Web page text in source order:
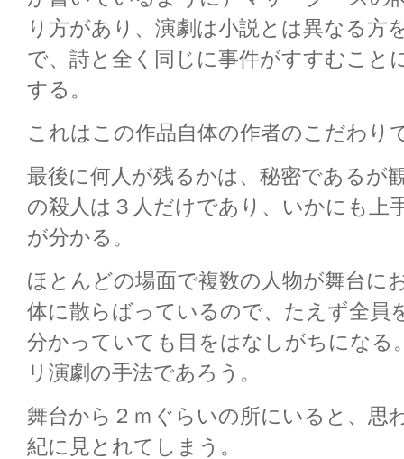
り方があり、演劇は小説とは異なる方
で、詩と全く同じに事件がすすむこと
する。
これはこの作品自体の作者のこだわり
最後に何人が残るかは、秘密であるが
の殺人は３人だけであり、いかにも上
が分かる。
ほとんどの場面で複数の人物が舞台に
体に散らばっているので、たえず全員
分かっていても目をはなしがちになる
リ演劇の手法であろう。
舞台から２ｍぐらいの所にいると、思
紀に見とれてしまう。